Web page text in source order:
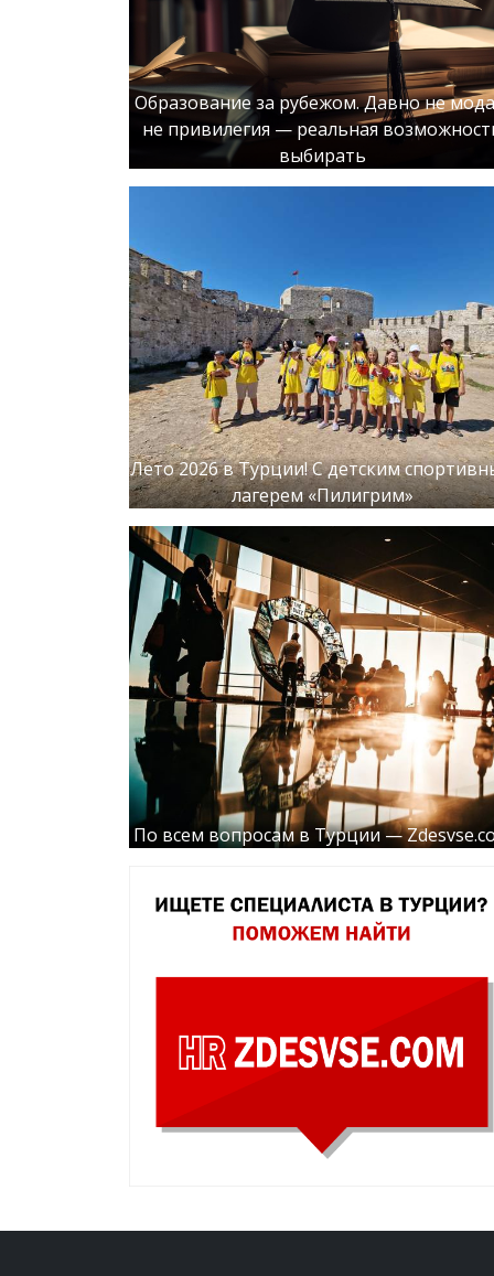
Образование за рубежом. Давно не
не привилегия — реальная
выбирать
Лето 2026 в Турции! С детским
лагерем «Пилигрим»
По всем вопросам в Турции —